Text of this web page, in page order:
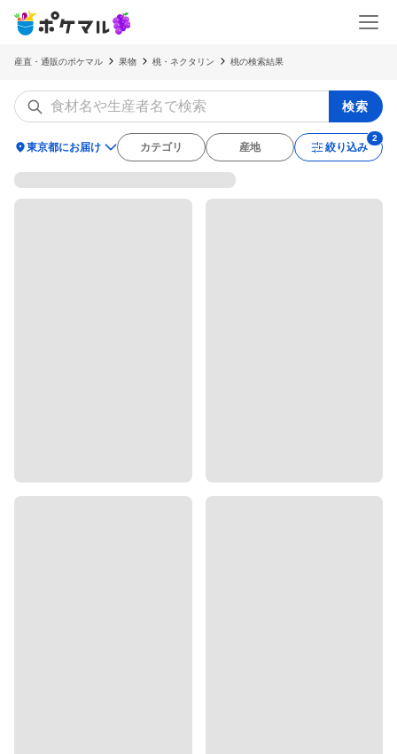
産直・通販のポケマル 果物 桃・ネクタリン 桃の検索結果
検索
location_on東京都にお届け カテゴリ 産地 絞り込み